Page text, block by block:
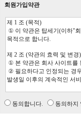
회원가입약관
동의합니다. 동의하지